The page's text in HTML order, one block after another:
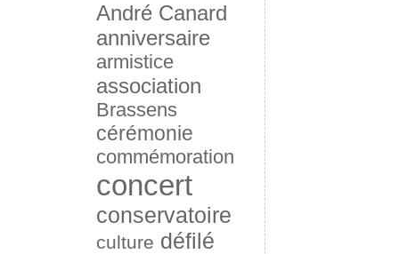
André Canard
anniversaire
armistice
association
Brassens
cérémonie
commémoration
concert
conservatoire
culture défilé